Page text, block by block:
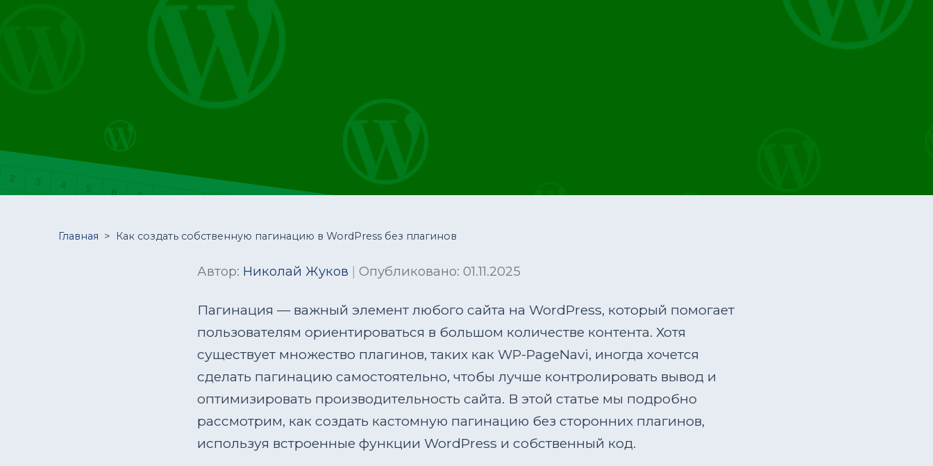
Главная > Как создать собственную пагинацию в WordPress без плагинов
Автор: Николай Жуков | Опубликовано: 01.11.2025
Пагинация — важный элемент любого сайта на WordPress, который помогает
пользователям ориентироваться в большом количестве контента. Хотя
существует множество плагинов, таких как WP-PageNavi, иногда хочется
сделать пагинацию самостоятельно, чтобы лучше контролировать вывод и
оптимизировать производительность сайта. В этой статье мы подробно
рассмотрим, как создать кастомную пагинацию без сторонних плагинов,
используя встроенные функции WordPress и собственный код.